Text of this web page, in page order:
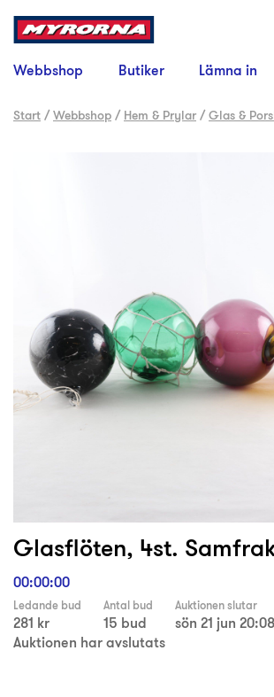
Webbshop Butiker Lämna in
Start /Webbshop / Hem & Prylar /Glas &
Glasflöten, 4st.
00:00:00
Ledande bud
281 kr
Antal bud
15 bud
Auktionen slutar
sön 21 jun 20:08
Auktionen har avslutats